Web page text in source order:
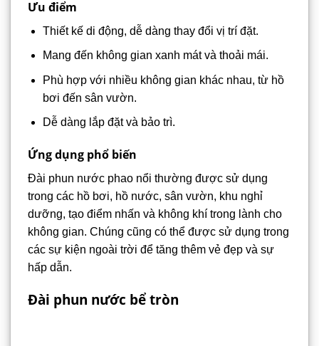
Ưu điểm
Thiết kế di động, dễ dàng thay đổi vị trí đặt.
Mang đến không gian xanh mát và thoải mái.
Phù hợp với nhiều không gian khác nhau, từ hồ
bơi đến sân vườn.
Dễ dàng lắp đặt và bảo trì.
Ứng dụng phổ biến
Đài phun nước phao nổi thường được sử dụng
trong các hồ bơi, hồ nước, sân vườn, khu nghỉ
dưỡng, tạo điểm nhấn và không khí trong lành cho
không gian. Chúng cũng có thể được sử dụng trong
các sự kiện ngoài trời để tăng thêm vẻ đẹp và sự
hấp dẫn.
Đài phun nước bể tròn